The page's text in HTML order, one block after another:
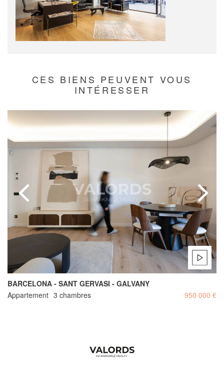
CES BIENS PEUVENT VOUS
INTÉRESSER
BARCELONA - SANT GERVASI - GALVANY
Appartement 3 chambres 950 000 €